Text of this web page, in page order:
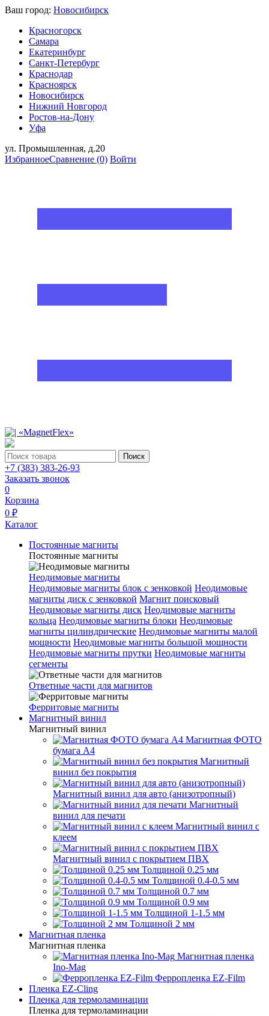
Ваш город: Новосибирск
Красногорск
Самара
Екатеринбург
Санкт-Петербург
Краснодар
Красноярск
Новосибирск
Нижний Новгород
Ростов-на-Дону
Уфа
ул. Промышленная, д.20
ИзбранноеСравнение (0) Войти
Поиск
+7 (383) 383-26-93
Заказать звонок
0
Корзина
0 ₽
Каталог
Постоянные магниты
Постоянные магниты
Неодимовые магниты
Неодимовые магниты блок с зенковкой Неодимовые
магниты диск с зенковкой Магнит поисковый
Неодимовые магниты диск Неодимовые магниты
кольца Неодимовые магниты блоки Неодимовые
магниты цилиндрические Неодимовые магниты малой
мощности Неодимовые магниты большой мощности
Неодимовые магниты прутки Неодимовые магниты
сегменты
Ответные части для магнитов
Ферритовые магниты
Магнитный винил
Магнитный винил
Магнитная ФОТО
бумага А4
Магнитный
винил без покрытия
Магнитный винил для авто (анизотропный)
Магнитный
винил для печати
Магнитный винил с
клеем
Магнитный винил с покрытием ПВХ
Толщиной 0.25 мм
Толщиной 0.4-0.5 мм
Толщиной 0.7 мм
Толщиной 0.9 мм
Толщиной 1-1.5 мм
Толщиной 2 мм
Магнитная пленка
Магнитная пленка
Магнитная пленка
Ino-Mag
Ферропленка EZ-Film
Пленка EZ-Cling
Пленка для термоламинации
Пленка для термоламинации